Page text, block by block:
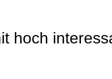
hoch